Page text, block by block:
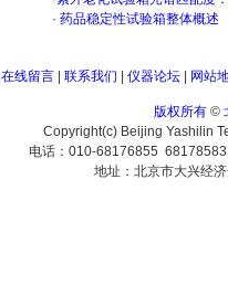
· 药品稳定性试验箱整体概述
在线留言| 联系我们 仪器论坛| 网站
版权所有©
Copyright(c) Beijing Yashilin
电话：010-68176855
地址：北京市大兴经